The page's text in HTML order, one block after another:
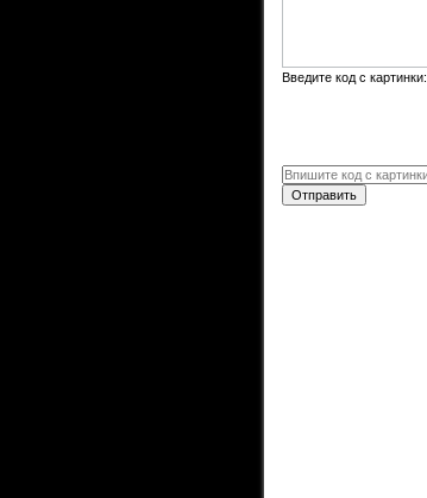
Введите код с картинки:
Отправить